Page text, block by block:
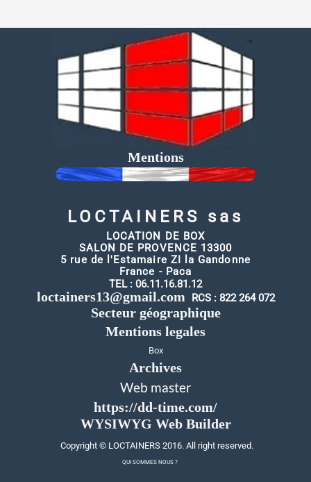
Mentions
LOCTAINERS sas
LOCATION DE BOX
SALON DE PROVENCE 13300
5 rue de l'Estamaire ZI la Gandonne
France - Paca
TEL : 06.11.16.81.12
loctainers13@gmail.com RCS : 822 264 072
Secteur géographique
Mentions legales
Box
Archives
Web master
https://dd-time.com/
WYSIWYG Web Builder
Copyright © LOCTAINERS2016. All right reserved.
QUI SOMMES NOUS ?